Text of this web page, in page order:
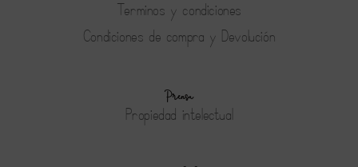
Terminos y condiciones
Condiciones de compra y Devolución
Prensa
Propiedad intelectual